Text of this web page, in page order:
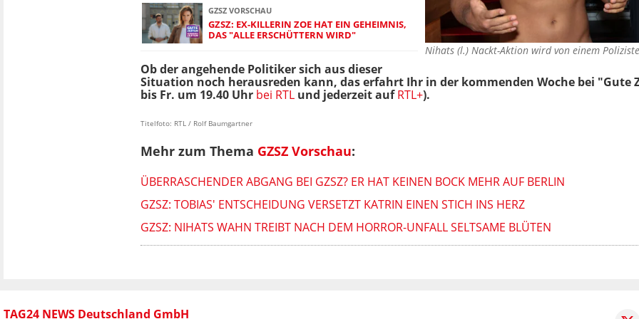
Nihats (l.) Nackt-Aktion wird von einem
GZSZ VORSCHAU
GZSZ: EX-KILLERIN ZOE HAT EIN GEHEIMNIS,
DAS "ALLE ERSCHÜTTERN WIRD"
Ob der angehende Politiker sich aus dieser
Situation noch herausreden kann, das erfahrt Ihr in der kommenden Woche bei "Gute
bis Fr. um 19.40 Uhr bei RTL und jederzeit aufRTL+).
Titelfoto: RTL / Rolf Baumgartner
Mehr zum Thema GZSZ Vorschau:
ÜBERRASCHENDER ABGANG BEI GZSZ? ER HAT KEINEN BOCK MEHR AUF BERLIN
GZSZ: TOBIAS' ENTSCHEIDUNG VERSETZT KATRIN EINEN STICH INS HERZ
GZSZ: NIHATS WAHN TREIBT NACH DEM HORROR-UNFALL SELTSAME BLÜTEN
TAG24 NEWS Deutschland GmbH